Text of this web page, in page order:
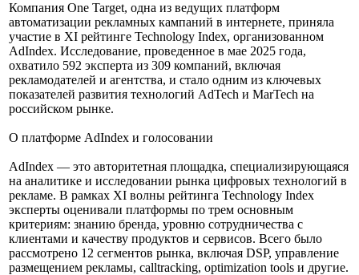
Компания One Target, одна из ведущих платформ
автоматизации рекламных кампаний в интернете, приняла
участие в XI рейтинге Technology Index, организованном
AdIndex. Исследование, проведенное в мае 2025 года,
охватило 592 эксперта из 309 компаний, включая
рекламодателей и агентства, и стало одним из ключевых
показателей развития технологий AdTech и MarTech на
российском рынке.
О платформе AdIndex и голосовании
AdIndex — это авторитетная площадка, специализирующаяся
на аналитике и исследовании рынка цифровых технологий в
рекламе. В рамках XI волны рейтинга Technology Index
эксперты оценивали платформы по трем основным
критериям: знанию бренда, уровню сотрудничества с
клиентами и качеству продуктов и сервисов. Всего было
рассмотрено 12 сегментов рынка, включая DSP, управление
размещением рекламы, calltracking, optimization tools и другие.